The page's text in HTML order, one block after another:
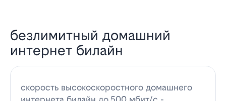
безлимитный домашний
интернет билайн
скорость высокоскоростного домашнего